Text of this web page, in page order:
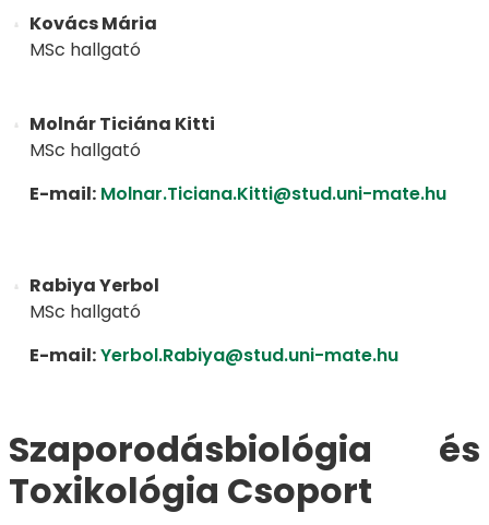
Kovács Mária
MSc hallgató
Molnár Ticiána Kitti
MSc hallgató
E-mail: Molnar.Ticiana.Kitti@stud.uni-mate.hu
Rabiya Yerbol
MSc hallgató
E-mail:Yerbol.Rabiya@stud.uni-mate.hu
​​​Szaporodásbiológia és
Toxikológia Csoport​​​​​